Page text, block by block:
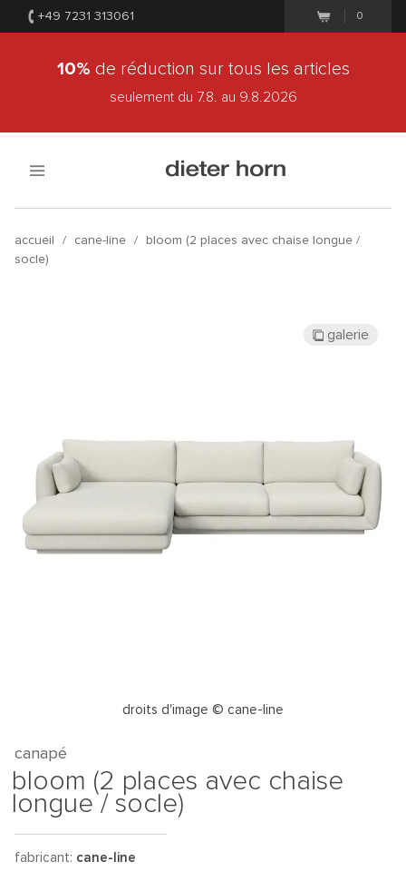
+49 7231 313061 0
10% de réduction sur tous les articles
seulement du 7.8. au 9.8.2026
accueil / cane-line /
bloom (2 places avec chaise longue /
socle)
droits d'image © cane-line
galerie
canapé
bloom (2 places avec chaise
longue / socle)
fabricant: cane-line